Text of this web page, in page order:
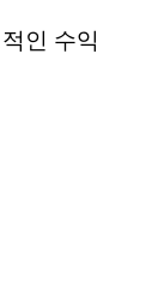
인 수익